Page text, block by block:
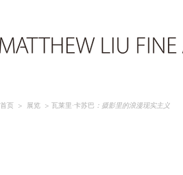
首页 > 展览 > 瓦莱里·卡苏巴 ：摄影里的浪漫现实主义